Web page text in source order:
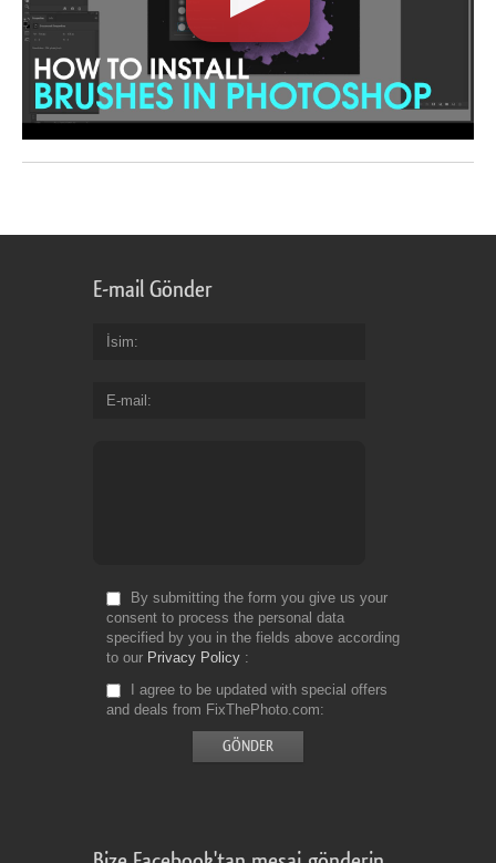
E-mail Gönder
İsim
E-mail
By submitting the form you give us your
consent to process the personal data
specified by you in the fields above according
to our Privacy Policy
I agree to be updated with special offers
and deals from FixThePhoto.com